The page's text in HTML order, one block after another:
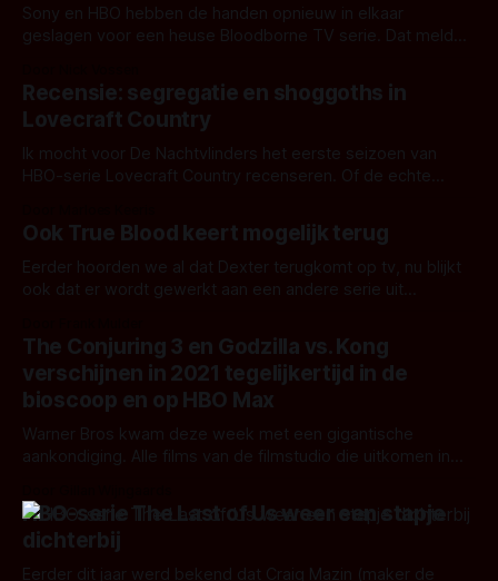
Sony en HBO hebben de handen opnieuw in elkaar
geslagen voor een heuse Bloodborne TV serie. Dat meldde
feature eerder vorige week. Eerder werkten Games- en
entertainment ontwikkelaar Sony en streaming gigant HBO
al samen met het uitwerken van een serie gebaseerd
Recensie: segregatie en shoggoths in
Lovecraft Country
Ik mocht voor De Nachtvlinders het eerste seizoen van
HBO-serie Lovecraft Country recenseren. Of de echte
gruwelen, is niet im Frage aan het eind van de serie. Maar
kan Lovecraft Country alle verhaallijnen met cosmische
horror, science fiction en
Ook True Blood keert mogelijk terug
Eerder hoorden we al dat Dexter terugkomt op tv, nu blijkt
ook dat er wordt gewerkt aan een andere serie uit
Roberto Aguirre-Sacasa aan een reboot van de
vampierdramaserie. Roberto Aguirre-Sacasa is bekent van
onder andere Glee, Big Love, Looking, Carrie
The Conjuring 3 en Godzilla vs. Kong
verschijnen in 2021 tegelijkertijd in de
bioscoop en op HBO Max
Warner Bros kwam deze week met een gigantische
aankondiging. Alle films van de filmstudio die uitkomen in
zien zijn. Nog nooit eerder heeft een grote filmstudio zo'n
drastische keuze op deze schaal gemaakt.
Vanzelfsprekend komt deze keuze door
HBO-serie The Last of Us weer een stapje
dichterbij
Eerder dit jaar werd bekend dat Craig Mazin (maker de